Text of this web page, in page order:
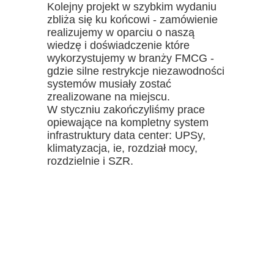
Kolejny projekt w szybkim wydaniu
zbliża się ku końcowi - zamówienie
realizujemy w oparciu o naszą
wiedzę i doświadczenie które
wykorzystujemy w branży FMCG -
gdzie silne restrykcje niezawodności
systemów musiały zostać
zrealizowane na miejscu.
W styczniu zakończyliśmy prace
opiewające na kompletny system
infrastruktury data center: UPSy,
klimatyzacja, ie, rozdział mocy,
rozdzielnie i SZR.